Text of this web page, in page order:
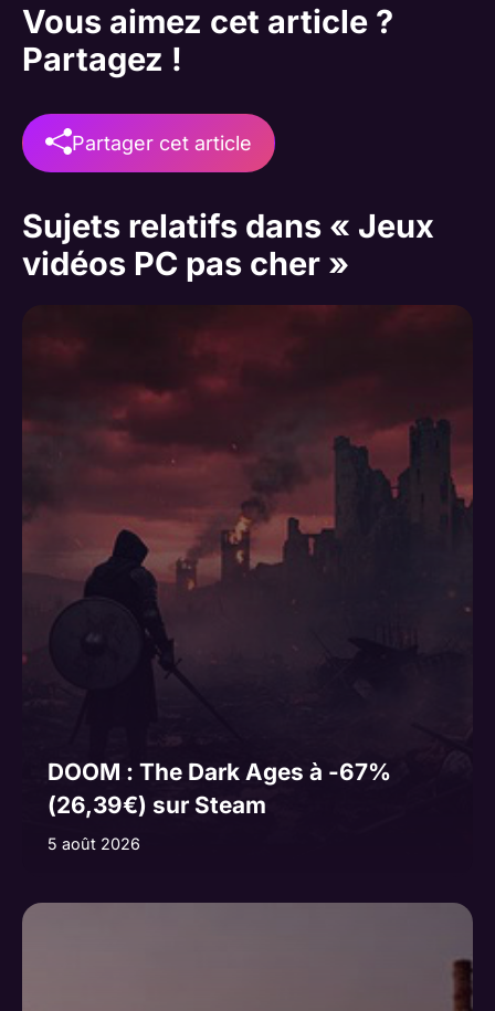
Vous aimez cet article ?
Partagez !
Partager cet article
Sujets relatifs dans « Jeux
vidéos PC pas cher »
DOOM : The Dark Ages à -67%
(26,39€) sur Steam
5 août 2026